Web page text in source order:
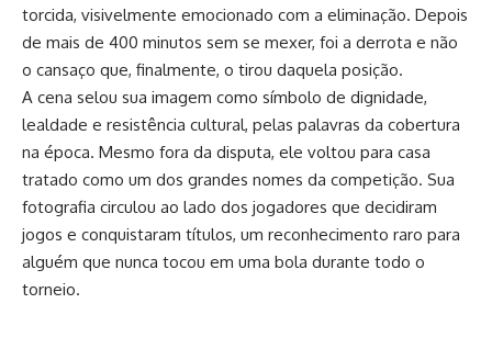
torcida, visivelmente emocionado com a eliminação. Depois
de mais de 400 minutos sem se mexer, foi a derrota e não
o cansaço que, finalmente, o tirou daquela posição.
A cena selou sua imagem como símbolo de dignidade,
lealdade e resistência cultural, pelas palavras da cobertura
na época. Mesmo fora da disputa, ele voltou para casa
tratado como um dos grandes nomes da competição. Sua
fotografia circulou ao lado dos jogadores que decidiram
jogos e conquistaram títulos, um reconhecimento raro para
alguém que nunca tocou em uma bola durante todo o
torneio.